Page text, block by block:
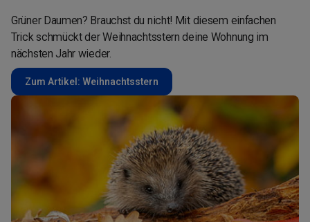
Grüner Daumen? Brauchst du nicht! Mit diesem einfachen
Trick schmückt der Weihnachtsstern deine Wohnung im
nächsten Jahr wieder.
Zum Artikel: Weihnachtsstern